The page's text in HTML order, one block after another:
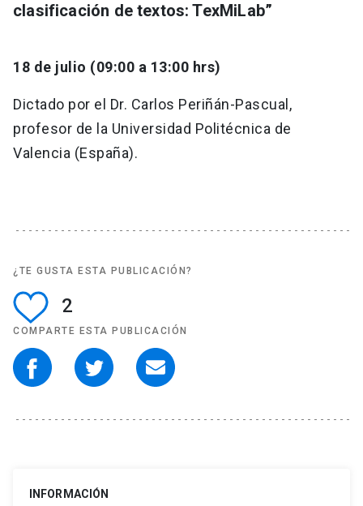
clasificación de textos: TexMiLab”
18 de julio (09:00 a 13:00 hrs)
Dictado por el Dr. Carlos Periñán-Pascual,
profesor de la Universidad Politécnica de
Valencia (España).
¿TE GUSTA ESTA PUBLICACIÓN?
2
COMPARTE ESTA PUBLICACIÓN
INFORMACIÓN